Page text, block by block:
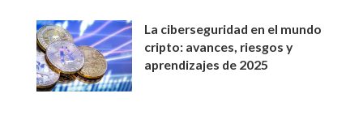
La ciberseguridad en el mundo
cripto: avances, riesgos y
aprendizajes de 2025